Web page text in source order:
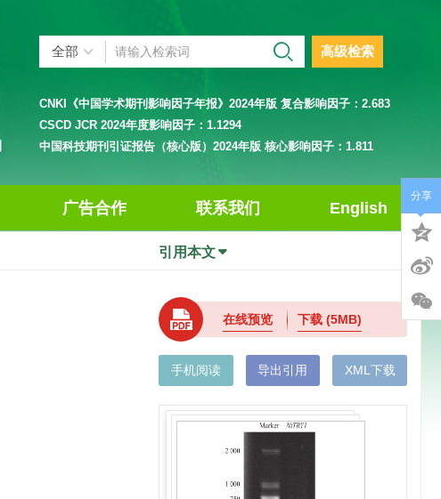
高级检索
CNKI《中国学术期刊影响因子年报》2024年版 复合影响因子： 2.683
CSCD JCR 2024年度影响因子： 1.1294
中国科技期刊引证报告（核心版）2024年版 核心影响因子： 1.811
广告合作 联系我们 English
引用本文
在线预览 下载(5MB)
手机阅读 导出引用 XML下载
分享